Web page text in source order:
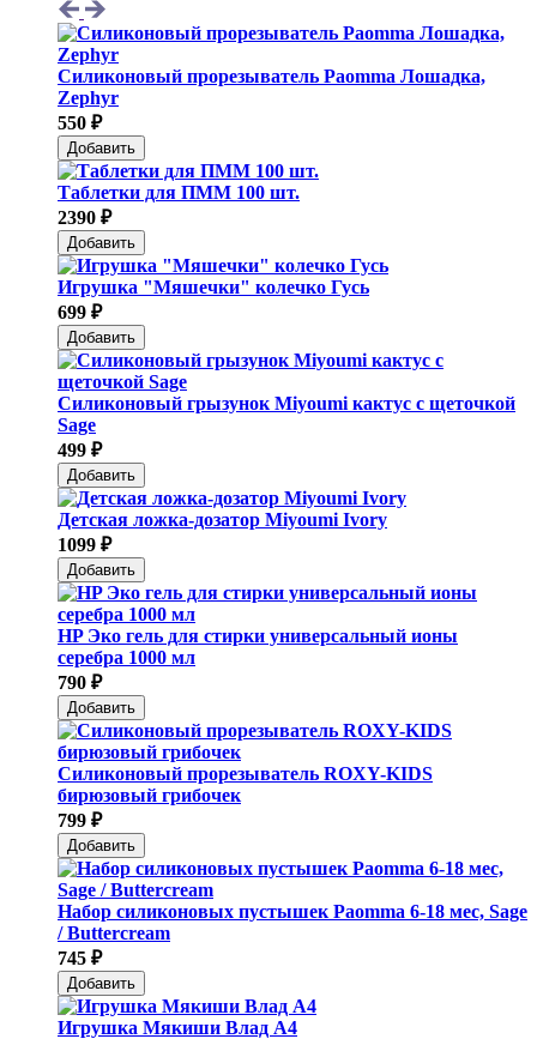
Силиконовый прорезыватель Paomma Лошадка,
Zephyr
550 ₽
Добавить
Таблетки для ПММ 100 шт.
2390 ₽
Добавить
Игрушка "Мяшечки" колечко Гусь
699 ₽
Добавить
Силиконовый грызунок Мiyoumi кактус с щеточкой
Sage
499 ₽
Добавить
Детская ложка-дозатор Мiyoumi Ivory
1099 ₽
Добавить
HP Эко гель для стирки универсальный ионы
серебра 1000 мл
790 ₽
Добавить
Силиконовый прорезыватель ROXY-KIDS
бирюзовый грибочек
799 ₽
Добавить
Набор силиконовых пустышек Paomma 6-18 мес, Sage
/ Buttercream
745 ₽
Добавить
Игрушка Мякиши Влад А4